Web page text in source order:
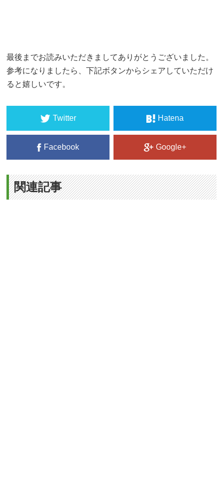
最後までお読みいただきましてありがとうございました。
参考になりましたら、下記ボタンからシェアしていただけ
ると嬉しいです。
Twitter Hatena
Facebook Google+
関連記事